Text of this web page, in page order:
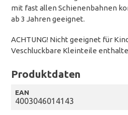
mit fast allen Schienenbahnen
ab 3 Jahren geeignet.
ACHTUNG! Nicht geeignet für
Veschluckbare Kleinteile
Produktdaten
EAN
4003046014143